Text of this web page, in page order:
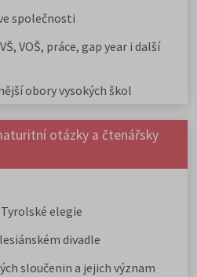
společnosti
VOŠ, práce, gap year i další
obory vysokých škol
otázky a čtenářsky
elegie
divadle
sloučenin a jejich význam